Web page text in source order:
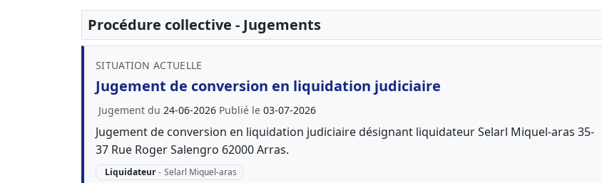
Procédure collective - Jugements
SITUATION ACTUELLE
Jugement de conversion en liquidation judiciaire
Jugement du 24-06-2026 Publié le 03-07-2026
Jugement de conversion en liquidation judiciaire désignant liquidateur Selarl Miquel-aras 35-
37 Rue Roger Salengro 62000 Arras.
Liquidateur - Selarl Miquel-aras